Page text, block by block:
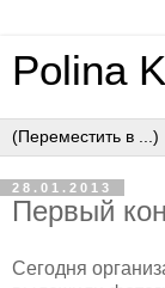
Polina
28.01.2013
Первый
Сегодня